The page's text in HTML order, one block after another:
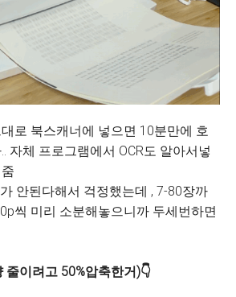
로 북스캐너에 넣으면 10분만에 호
자체 프로그램에서 OCR도 알아서넣
안된다해서 걱정했는데 , 7-80장까
씩 미리 소분해놓으니까 두세번하면
줄이려고 50%압축한거)👇